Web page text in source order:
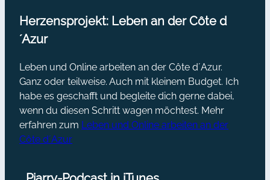
Herzensprojekt: Leben an der Côte d
´Azur
Leben und Online arbeiten an der Côte d´Azur.
Ganz oder teilweise. Auch mit kleinem Budget. Ich
habe es geschafft und begleite dich gerne dabei,
wenn du diesen Schritt wagen möchtest. Mehr
erfahren zum Leben und Online arbeiten an der
Côte d´Azur